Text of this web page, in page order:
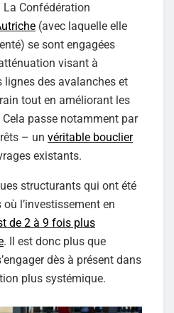
Confédération
(avec laquelle elle
se sont engagées
visant à
lignes des avalanches et
tout en améliorant les
passe notamment par
– un véritable bouclier
existants.
structurants qui ont été
l’investissement en
de 2 à 9 fois plus
. Il est donc plus que
dès à présent dans
plus systémique.